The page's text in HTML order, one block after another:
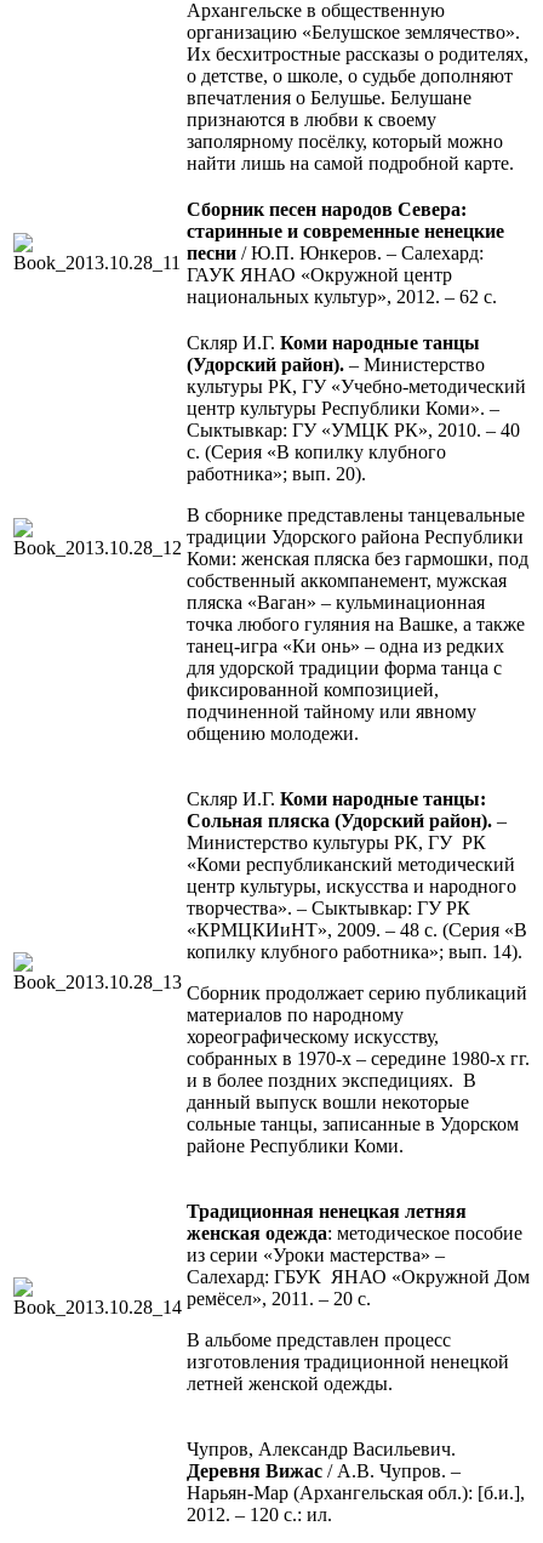
Архангельске в общественную
организацию «Белушское землячество».
Их бесхитростные рассказы о родителях,
о детстве, о школе, о судьбе дополняют
впечатления о Белушье. Белушане
признаются в любви к своему
заполярному посёлку, который можно
найти лишь на самой подробной карте.
Сборник песен народов Севера:
старинные и современные ненецкие
песни / Ю.П. Юнкеров. – Салехард:
ГАУК ЯНАО «Окружной центр
национальных культур», 2012. – 62 с.
Скляр И.Г. Коми народные танцы
(Удорский район). – Министерство
культуры РК, ГУ «Учебно-методический
центр культуры Республики Коми». –
Сыктывкар: ГУ «УМЦК РК», 2010. – 40
с. (Серия «В копилку клубного
работника»; вып. 20).
В сборнике представлены танцевальные
традиции Удорского района Республики
Коми: женская пляска без гармошки, под
собственный аккомпанемент, мужская
пляска «Ваган» – кульминационная
точка любого гуляния на Вашке, а также
танец-игра «Ки онь» – одна из редких
для удорской традиции форма танца с
фиксированной композицией,
подчиненной тайному или явному
общению молодежи.
Скляр И.Г. Коми народные танцы:
Сольная пляска (Удорский район). –
Министерство культуры РК, ГУ РК
«Коми республиканский методический
центр культуры, искусства и народного
творчества». – Сыктывкар: ГУ РК
«КРМЦКИиНТ», 2009. – 48 с. (Серия «В
копилку клубного работника»; вып. 14).
Сборник продолжает серию публикаций
материалов по народному
хореографическому искусству,
собранных в 1970-х – середине 1980-х гг.
и в более поздних экспедициях. В
данный выпуск вошли некоторые
сольные танцы, записанные в Удорском
районе Республики Коми.
Традиционная ненецкая летняя
женская одежда: методическое пособие
из серии «Уроки мастерства» –
Салехард: ГБУК ЯНАО «Окружной Дом
ремёсел», 2011. – 20 с.
В альбоме представлен процесс
изготовления традиционной ненецкой
летней женской одежды.
Чупров, Александр Васильевич.
Деревня Вижас / А.В. Чупров. –
Нарьян-Мар (Архангельская обл.): [б.и.],
2012. – 120 с.: ил.